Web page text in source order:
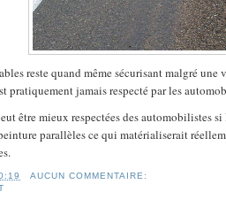
reste quand même sécurisant malgré
pratiquement jamais respecté par les
être mieux respectées des automobilistes
parallèles ce qui matérialiserait
AUCUN COMMENTAIRE: